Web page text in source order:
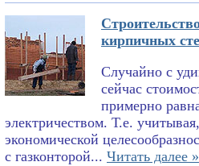
кирпичных
Случайно с
сейчас
примерно
электричеством. Т.е.
экономической
с газконторой... Читать далее »